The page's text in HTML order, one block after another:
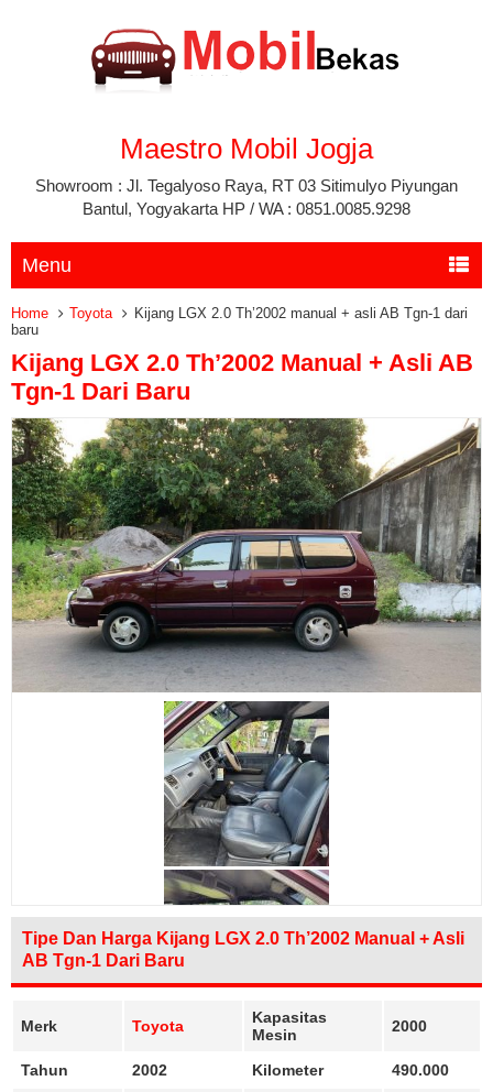
Maestro Mobil Jogja
Showroom : Jl. Tegalyoso Raya, RT 03 Sitimulyo Piyungan
Bantul, Yogyakarta HP / WA : 0851.0085.9298
Menu
Home Toyota
Kijang LGX 2.0 Th’2002 manual + asli AB Tgn-1 dari
baru
Kijang LGX 2.0 Th’2002 Manual + Asli AB
Tgn-1 Dari Baru
Tipe Dan Harga Kijang LGX 2.0 Th’2002 Manual + Asli
AB Tgn-1 Dari Baru
Merk Toyota
Kapasitas
Mesin
2000
Tahun 2002 Kilometer
490.000